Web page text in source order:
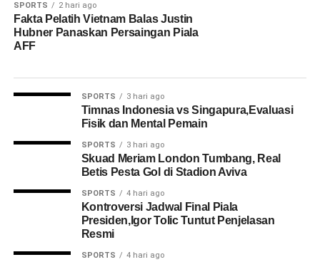
SPORTS 2 hari ago
Fakta Pelatih Vietnam Balas Justin
Hubner Panaskan Persaingan Piala
AFF
SPORTS 3 hari ago
Timnas Indonesia vs Singapura,Evaluasi
Fisik dan Mental Pemain
SPORTS 3 hari ago
Skuad Meriam London Tumbang, Real
Betis Pesta Gol di Stadion Aviva
SPORTS 4 hari ago
Kontroversi Jadwal Final Piala
Presiden,Igor Tolic Tuntut Penjelasan
Resmi
SPORTS 4 hari ago